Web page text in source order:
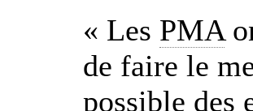
« Les PMA
de faire le
possible des